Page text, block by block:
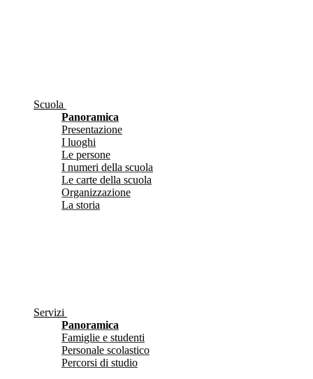
Scuola
Panoramica
Presentazione
I luoghi
Le persone
I numeri della scuola
Le carte della scuola
Organizzazione
La storia
Servizi
Panoramica
Famiglie e studenti
Personale scolastico
Percorsi di studio